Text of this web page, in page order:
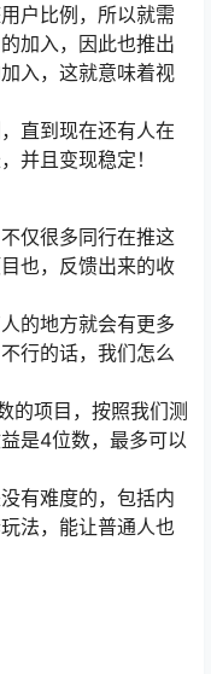
户比例，所以就需
加入，因此也推出
入，这就意味着视
直到现在还有人在
并且变现稳定！
仅很多同行在推这
也，反馈出来的收
的地方就会有更多
行的话，我们怎么
的项目，按照我们测
是4位数，最多可以
有难度的，包括内
法，能让普通人也